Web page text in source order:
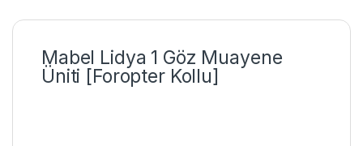
Mabel Lidya 1 Göz Muayene
Üniti [Foropter Kollu]